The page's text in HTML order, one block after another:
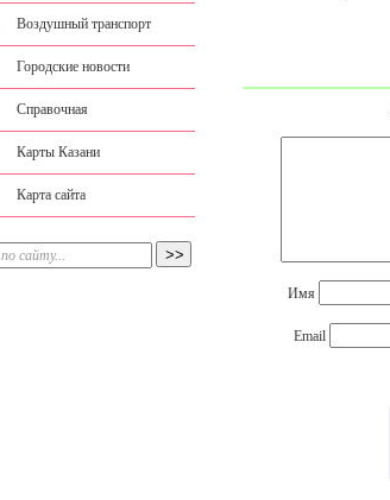
Воздушный транспорт
Городские новости
Справочная
Карты Казани
Карта сайта
Имя
Email